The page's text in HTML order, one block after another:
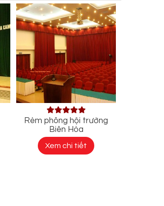
Rèm phông hội trường
Biên Hòa
Xem chi tiết